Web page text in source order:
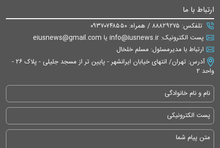
ارتباط با ما
تلفکس: ۸۸۸۲۹۲۷۵ / همراه: ۰۹۳۷۰۷۴۸۵۵۰
پست الکترونیک: info@iusnews.ir یا eiusnews@gmail.com
ارتباط با مدیرمسئول: مسلم خلخال
آدرس: تهران/ انتهای خیابان ایرانشهر - پایین تر از مسجد جلیلی - پلاک ۲۶ -
واحد ۲